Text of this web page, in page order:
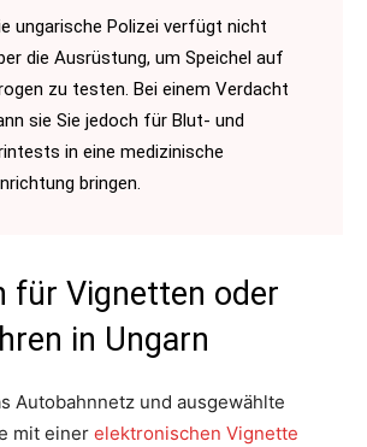
ungarische Polizei verfügt nicht
die Ausrüstung, um Speichel auf
zu testen. Bei einem Verdacht
sie Sie jedoch für Blut- und
in eine medizinische
bringen.
für Vignetten oder
in Ungarn
Autobahnnetz und ausgewählte
mit einer elektronischen Vignette